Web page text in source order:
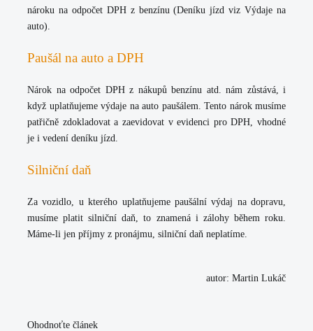
nároku na odpočet DPH z benzínu (Deníku jízd viz Výdaje na
auto).
Paušál na auto a DPH
Nárok na odpočet DPH z nákupů benzínu atd. nám zůstává, i
když uplatňujeme výdaje na auto paušálem. Tento nárok musíme
patřičně zdokladovat a zaevidovat v evidenci pro DPH, vhodné
je i vedení deníku jízd.
Silniční daň
Za vozidlo, u kterého uplatňujeme paušální výdaj na dopravu,
musíme platit silniční daň, to znamená i zálohy během roku.
Máme-li jen příjmy z pronájmu, silniční daň neplatíme.
autor: Martin Lukáč
Ohodnoťte článek